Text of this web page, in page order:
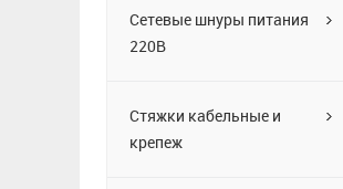
Сетевые шнуры питания
220В
Стяжки кабельные и
крепеж